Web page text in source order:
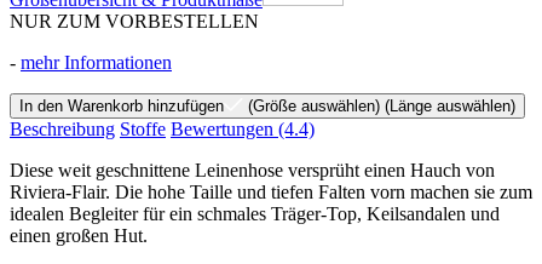
NUR ZUM VORBESTELLEN
- mehr Informationen
In den Warenkorb hinzufügen (Größe auswählen) (Länge auswählen)
Beschreibung Stoffe Bewertungen (4.4)
Diese weit geschnittene Leinenhose versprüht einen Hauch von
Riviera-Flair. Die hohe Taille und tiefen Falten vorn machen sie zum
idealen Begleiter für ein schmales Träger-Top, Keilsandalen und
einen großen Hut.